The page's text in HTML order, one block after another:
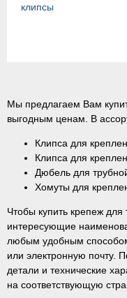
клипсы
Мы предлагаем Вам
выгодным ценам. В
Клипса для
Клипса для
Дюбель для
Хомуты для
Чтобы купить крепеж
интересующие
любым удобным
или электронную почту.
детали и технические
на соответствующую